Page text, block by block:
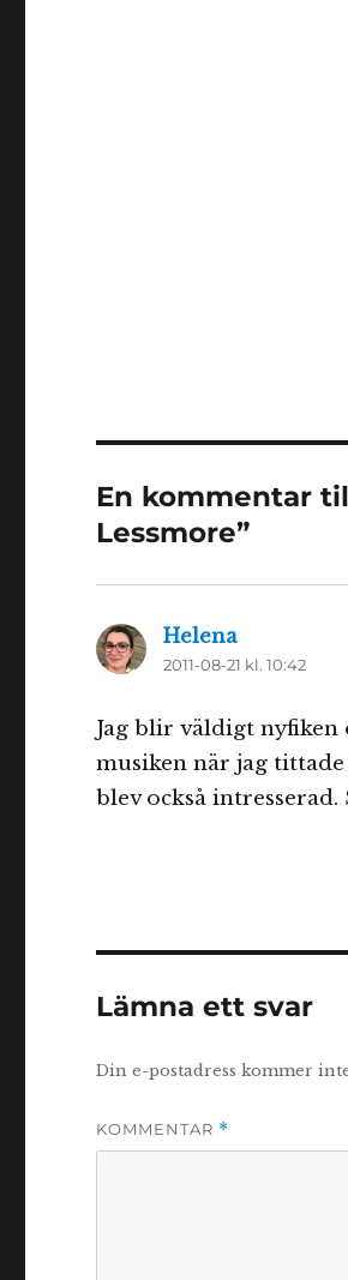
En kommentar
Lessmore”
Helena
2011-08-21 kl. 10:42
Jag blir väldigt nyfiken
musiken när jag
blev också
Lämna ett svar
Din e-postadress kommer
KOMMENTAR *